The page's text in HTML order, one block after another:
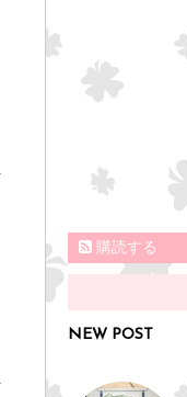
購読する
NEW POST